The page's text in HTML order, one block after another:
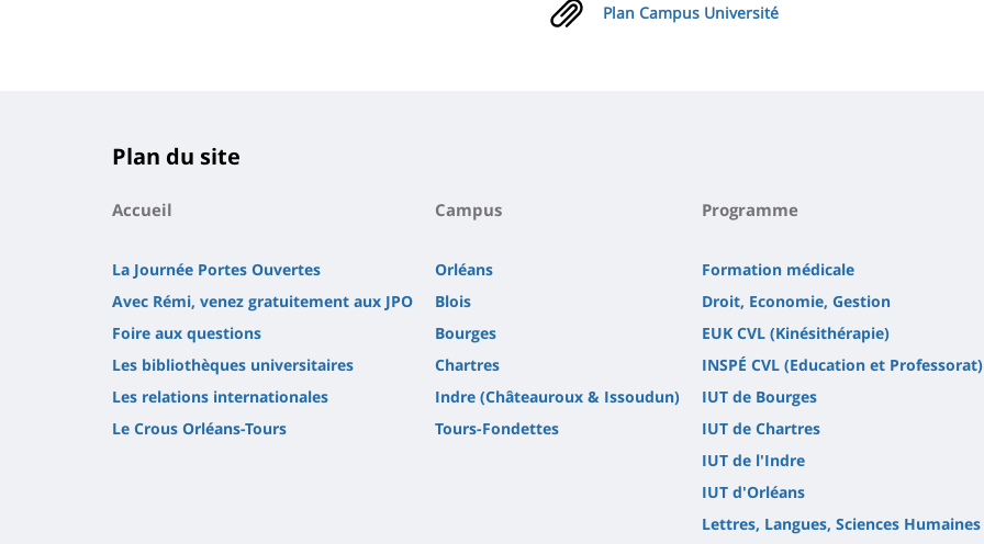
Plan Campus Université
Plan du site
Accueil
La Journée Portes Ouvertes
Avec Rémi, venez gratuitement aux JPO
Foire aux questions
Les bibliothèques universitaires
Les relations internationales
Le Crous Orléans-Tours
Campus
Orléans
Blois
Bourges
Chartres
Indre (Châteauroux & Issoudun)
Tours-Fondettes
Programme
Formation médicale
Droit, Economie, Gestion
EUK CVL (Kinésithérapie)
INSPÉ CVL (Education et Professorat)
IUT de Bourges
IUT de Chartres
IUT de l'Indre
IUT d'Orléans
Lettres, Langues, Sciences Humaines